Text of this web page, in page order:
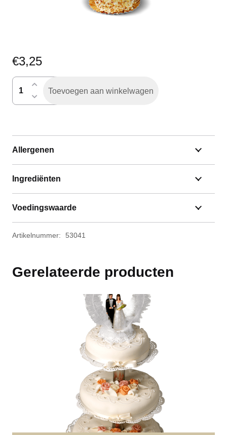
€3,25
nogatine
gebakje
Toevoegen aan winkelwagen
Allergenen
Ingrediënten
Voedingswaarde
Artikelnummer: 53041
Gerelateerde producten